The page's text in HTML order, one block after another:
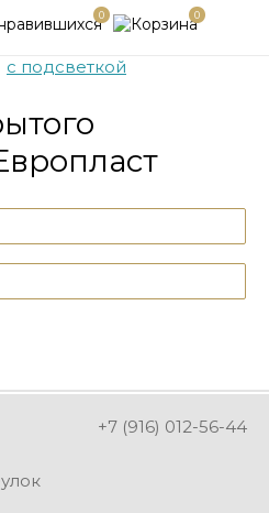
0 0
с подсветкой
+7 (916) 012-56-44